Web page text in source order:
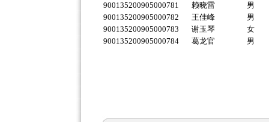
900135200905000781
赖晓雷
男
900135200905000782
王佳峰
男
900135200905000783
谢玉琴
女
900135200905000784
葛龙官 男